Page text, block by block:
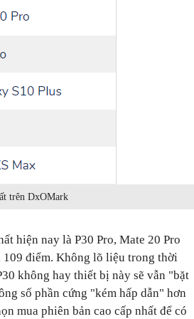
trên DxOMark
hiện nay là P30 Pro, Mate 20 Pro
109 điểm. Không lõ liệu trong thời
không hay thiết bị này sẽ vẫn "bặt
số phần cứng "kém hấp dẫn" hơn
mua phiên bản cao cấp nhất để có